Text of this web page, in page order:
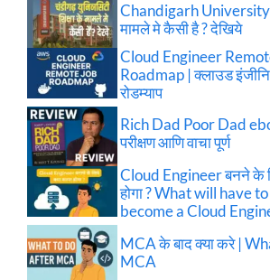
Chandigarh
मामले मे कैसी है ? देखिये
Cloud Engineer
Roadmap | क्लाउड
रोडम्याप
Rich Dad Poor Dad
परीक्षण आणि वाचा पूर्ण
Cloud Engineer बनने के
होगा ? What will have
become a Cloud
MCA के बाद क्या करे |
MCA